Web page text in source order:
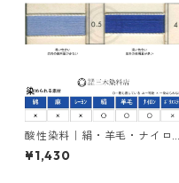
酸性染料｜絹・羊毛・ナイロ
ンを染める｜20g｜アンスラ
センブルーFBR（鮮やかな青
¥1,430